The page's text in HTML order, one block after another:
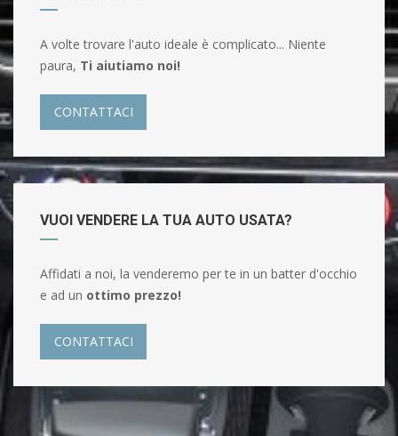
A volte trovare l'auto ideale è complicato... Niente
paura, Ti aiutiamo noi!
CONTATTACI
VUOI VENDERE LA TUA AUTO USATA?
Affidati a noi, la venderemo per te in un batter d'occhio
e ad un ottimo prezzo!
CONTATTACI